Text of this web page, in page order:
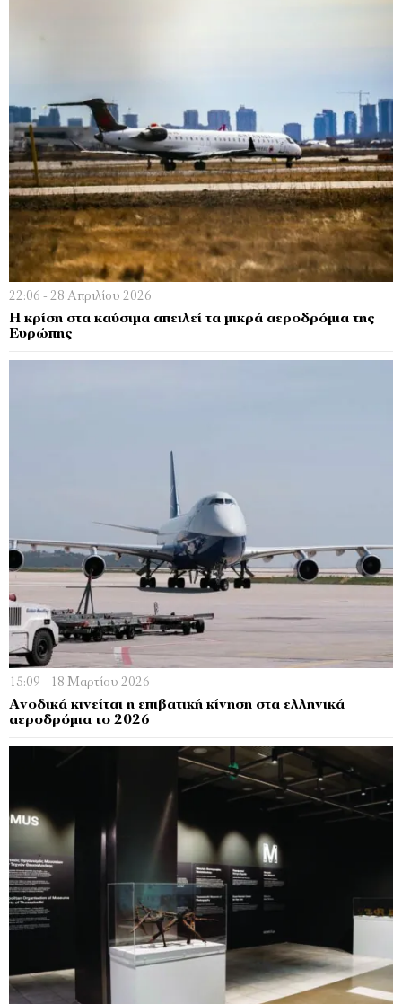
22:06 - 28 Απριλίου 2026
Η κρίση στα καύσιμα απειλεί τα μικρά αεροδρόμια της
Ευρώπης
15:09 - 18 Μαρτίου 2026
Ανοδικά κινείται η επιβατική κίνηση στα ελληνικά
αεροδρόμια το 2026